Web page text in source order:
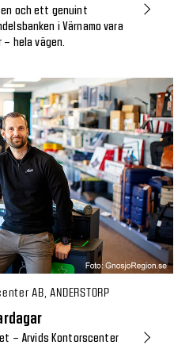
och ett genuint
i Värnamo vara
hela vägen.
AB, ANDERSTORP
– Arvids Kontorscenter